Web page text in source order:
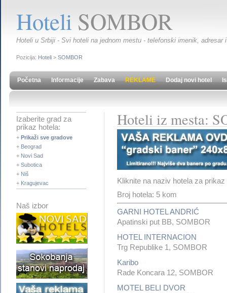
Hoteli SOMBOR
Hoteli u Srbiji - Svi hoteli na jednom mestu - telefonski imenik, adresar
Pozicija: Hoteli > SOMBOR
Početna Informacije Zabava REKLAME Dodaj novi hotel
Izaberite grad za
prikaz hotela:
+ Prikaži sve gradove
+ Beograd
+ Novi Sad
+ Subotica
+ Niš
+ Kragujevac
Naš izbor
Hoteli iz mesta:
Kliknite na naziv hotela za
Broj hotela: 5 kom
GARNI HOTEL ANDRIĆ
Apatinski put BB, SOMBOR
HOTEL INTERNACION
Trg Republike 1, SOMBOR
Karibo
Rade Koncara 12, SOMBOR
MOTEL BELI DVOR